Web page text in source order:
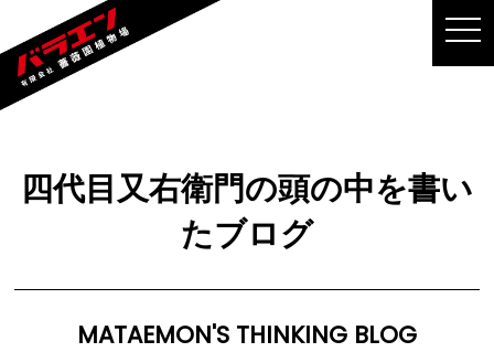
四代目又右衛門の頭の中を書い
たブログ
MATAEMON'S THINKING BLOG